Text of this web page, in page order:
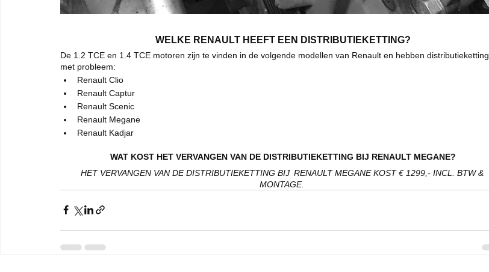
WELKE RENAULT HEEFT EEN DISTRIBUTIEKETTING?
De 1.2 TCE en 1.4 TCE motoren zijn te vinden in de volgende modellen van Renault en hebben distributieketting
met probleem:
Renault Clio
Renault Captur
Renault Scenic
Renault Megane
Renault Kadjar
WAT KOST HET VERVANGEN VAN DE DISTRIBUTIEKETTING BIJ RENAULT MEGANE?
HET VERVANGEN VAN DE DISTRIBUTIEKETTING BIJ  RENAULT MEGANE KOST € 1299,- INCL. BTW &
MONTAGE.